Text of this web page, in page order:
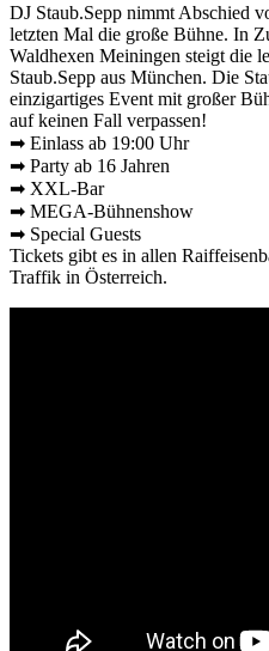
DJ Staub.Sepp nimmt Abschied
letzten Mal die große Bühne. In
Waldhexen Meiningen steigt die
Staub.Sepp aus München. Die
einzigartiges Event mit großer
auf keinen Fall verpassen!
➡ Einlass ab 19:00 Uhr
➡ Party ab 16 Jahren
➡ XXL-Bar
➡ MEGA-Bühnenshow
➡ Special Guests
Tickets gibt es in allen
Traffik in Österreich.